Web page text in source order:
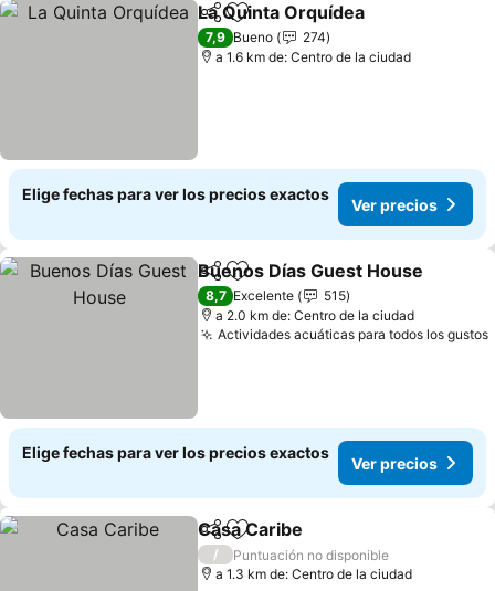
CompartirAgregar a favoritos
La Quinta Orquídea
7,9 Bueno
274
a 1.6 km de: Centro de la ciudad
Elige fechas para ver los precios exactos
Ver precios
CompartirAgregar a favoritos
Buenos Días Guest House
8,7 Excelente
515
a 2.0 km de: Centro de la ciudad
Actividades acuáticas para todos los gustos
Elige fechas para ver los precios exactos
Ver precios
CompartirAgregar a favoritos
Casa Caribe
/
Puntuación no disponible
a 1.3 km de: Centro de la ciudad